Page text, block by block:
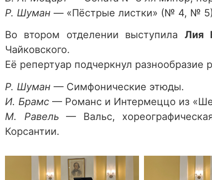
Р. Шуман — «Пёстрые листки» (№ 4, №
Во втором отделении выступила Лия
Чайковского.
Её репертуар подчеркнул
Р. Шуман — Симфонические этюды.
И. Брамс — Романс и Интермеццо из
М. Равель — Вальс,
Корсантии.